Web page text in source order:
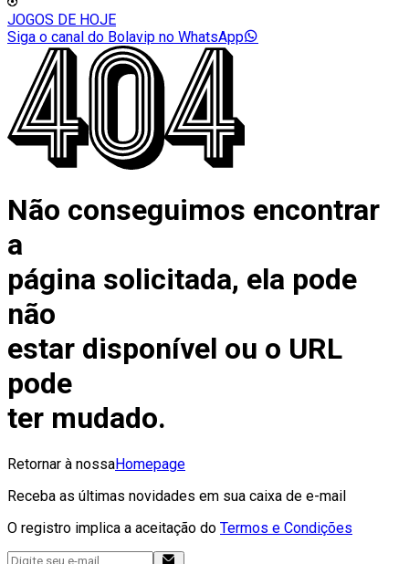
JOGOS DE HOJE
Siga o canal do Bolavip no WhatsApp
Não conseguimos encontrar
a
página solicitada, ela pode
não
estar disponível ou o URL
pode
ter mudado.
Retornar à nossaHomepage
Receba as últimas novidades em sua caixa de e-mail
O registro implica a aceitação do Termos e Condições